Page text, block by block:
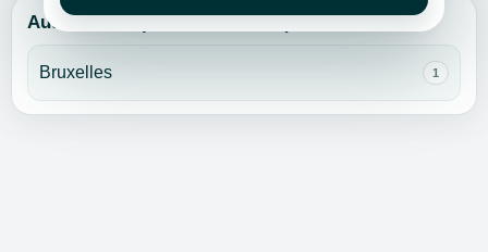
Autres villes pour cette rubrique
Bruxelles 1